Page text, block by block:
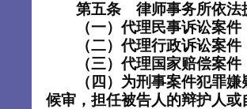
第五条 律师事务所依法
（一）代理民事诉讼案件
（二）代理行政诉讼案件
（三）代理国家赔偿案件
（四）为刑事案件犯罪嫌
候审，担任被告人的辩护人